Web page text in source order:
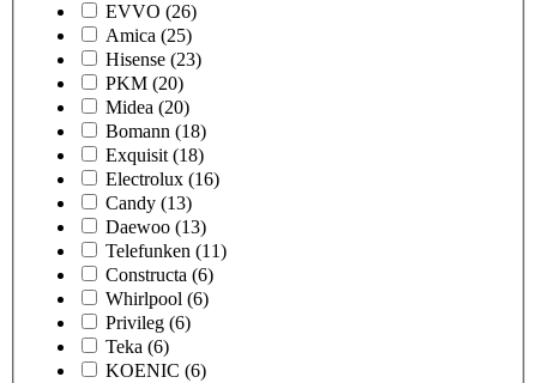
EVVO (26)
Amica (25)
Hisense (23)
PKM (20)
Midea (20)
Bomann (18)
Exquisit (18)
Electrolux (16)
Candy (13)
Daewoo (13)
Telefunken (11)
Constructa (6)
Whirlpool (6)
Privileg (6)
Teka (6)
KOENIC (6)